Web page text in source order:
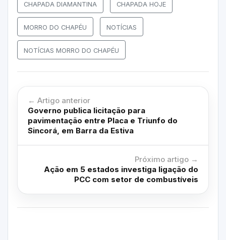
CHAPADA DIAMANTINA CHAPADA HOJE
MORRO DO CHAPÉU NOTÍCIAS
NOTÍCIAS MORRO DO CHAPÉU
← Artigo anterior
Governo publica licitação para
pavimentação entre Placa e Triunfo do
Sincorá, em Barra da Estiva
Próximo artigo →
Ação em 5 estados investiga ligação do
PCC com setor de combustíveis